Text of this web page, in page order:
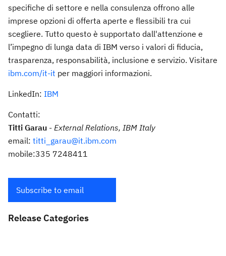
specifiche di settore e nella consulenza offrono alle
imprese opzioni di offerta aperte e flessibili tra cui
scegliere. Tutto questo è supportato dall'attenzione e
l’impegno di lunga data di IBM verso i valori di fiducia,
trasparenza, responsabilità, inclusione e servizio. Visitare
ibm.com/it-it per maggiori informazioni.
LinkedIn: IBM
Contatti:
Titti Garau - External Relations, IBM Italy
email: titti_garau@it.ibm.com
mobile:335 7248411
Subscribe to email
Release Categories